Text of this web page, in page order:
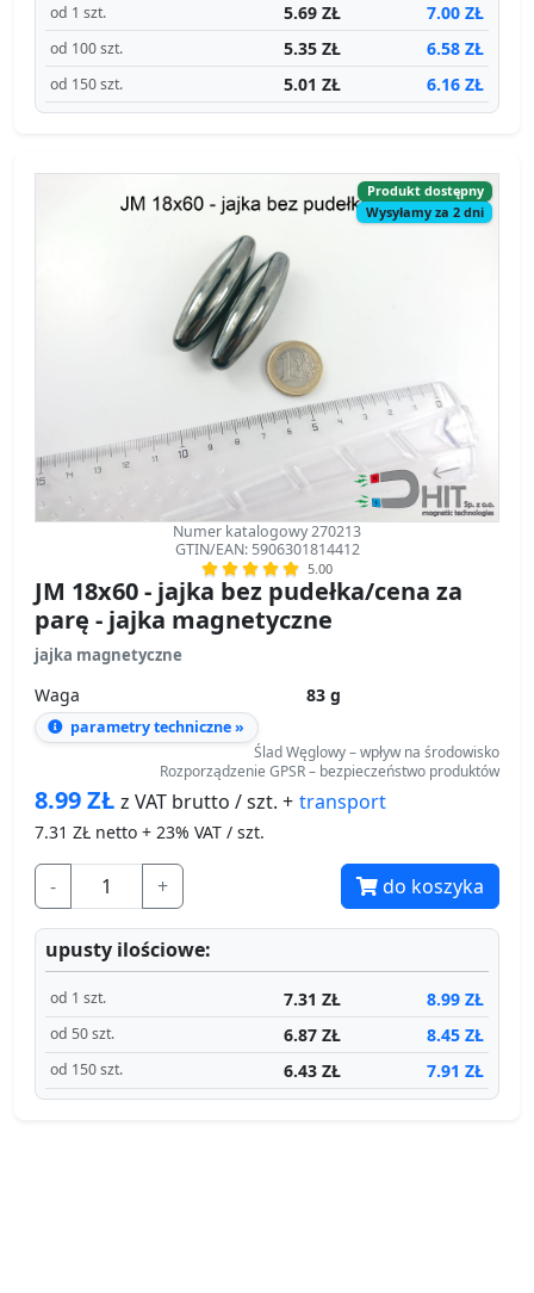
od 1 szt. 5.69 ZŁ 7.00 ZŁ
od 100 szt. 5.35 ZŁ 6.58 ZŁ
od 150 szt. 5.01 ZŁ 6.16 ZŁ
Produkt dostępny
Wysyłamy za 2 dni
Numer katalogowy 270213
GTIN/EAN: 5906301814412
5.00
JM 18x60 - jajka bez pudełka/cena za
parę - jajka magnetyczne
jajka magnetyczne
Waga 83 g
parametry techniczne »
Ślad Węglowy – wpływ na środowisko
Rozporządzenie GPSR – bezpieczeństwo produktów
8.99ZŁ z VAT brutto / szt. + transport
7.31 ZŁ netto + 23% VAT / szt.
- + do koszyka
upusty ilościowe:
od 1 szt. 7.31 ZŁ 8.99 ZŁ
od 50 szt. 6.87 ZŁ 8.45 ZŁ
od 150 szt. 6.43 ZŁ 7.91 ZŁ